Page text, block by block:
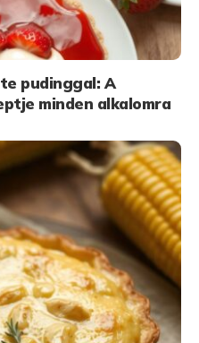
pudinggal: A
minden alkalomra